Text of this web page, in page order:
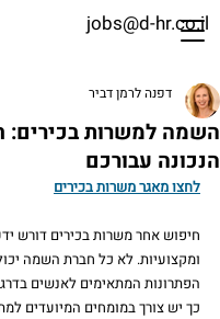
jobs@d-hr.co.il
השמה למשרות
הנכונה עבורכם
דפנה לרמן דביר
לחצו מאגר משרות בכירים
חיפוש אחר משרות בכירים דורש
ומקצועיות. לא כל חברת השמה
הפתרונות המתאימים לאנשים
כך יש צורך במומחים המיועדים